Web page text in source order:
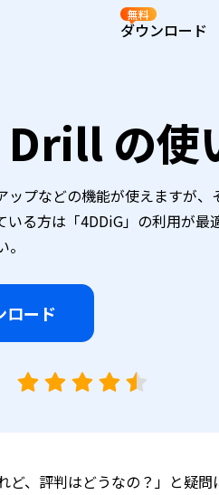
· SDカード復元
· USBデータ復元
· ファイル復元
· 写真復元
オンライン動画修復
ンライン写真修復
ンライン音声修復
· AI 3Dアクシ
· シネマ風AI画
· アニメ実写
· AIアニメポ
· AIレゴ風写
· Win11制限を回避
· ハードディスクをクローン
· Cドライブを拡張
· MBRをGPTに変換
ダウンロード
無料
の使
プなどの機能が使えますが、
る方は「4DDiG」の利用が最
ロード
、評判はどうなの？」と疑